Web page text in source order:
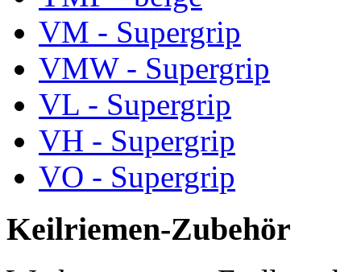
VM - Supergrip
VMW - Supergrip
VL - Supergrip
VH - Supergrip
VO - Supergrip
Keilriemen-Zubehör